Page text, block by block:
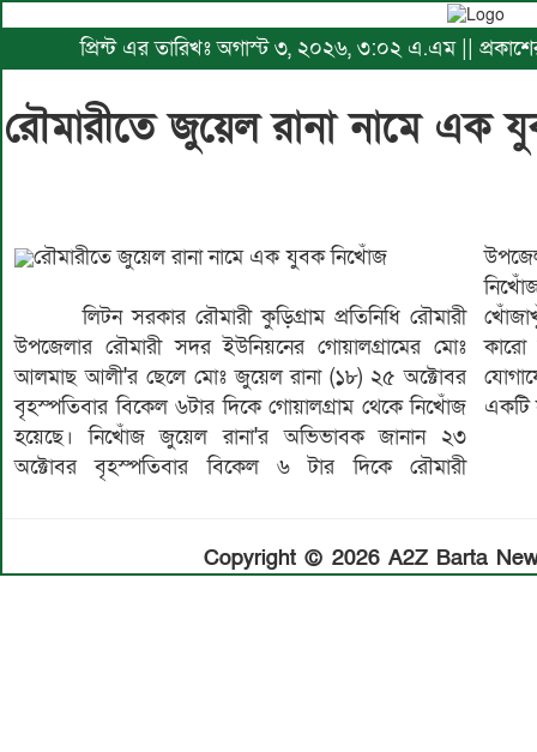
প্রিন্ট এর তারিখঃ অগাস্ট ৩, ২০২৬, ৩:০২ এ.এম ||
রৌমারীতে জুয়েল রানা
রৌমারীতে জুয়েল রানা নামে এক যুবক নিখোঁজ
লিটন সরকার রৌমারী কুড়িগ্রাম প্রতিনিধি রৌমারী
উপজেলার রৌমারী সদর ইউনিয়নের গোয়ালগ্ৰামের মোঃ
আলমাছ আলী'র ছেলে মোঃ জুয়েল রানা (১৮) ২৫ অক্টোবর
বৃহস্পতিবার বিকেল ৬টার দিকে গোয়ালগ্ৰাম থেকে নিখোঁজ
হয়েছে। নিখোঁজ জুয়েল রানা'র অভিভাবক জানান ২৩
অক্টোবর বৃহস্পতিবার বিকেল ৬ টার দিকে রৌমারী
উপজেলার সদর ইউনিয়নের গোয়ালগ্ৰাম এলাকা থেকে
খোঁজাখুঁজির পরেও জুয়েল রানা'র সন্ধান পাওয়া যায়নি। যদি
কারো নজরে পড়ে এই ফোন নাম্বার এ ০১৯০৪৬৫৭৪১
যোগাযোগ করুন। এ বিষয় নিখোঁজ জুয়েল রানা'র বাবা
একটি
Copyright © 2026 A2Z Barta